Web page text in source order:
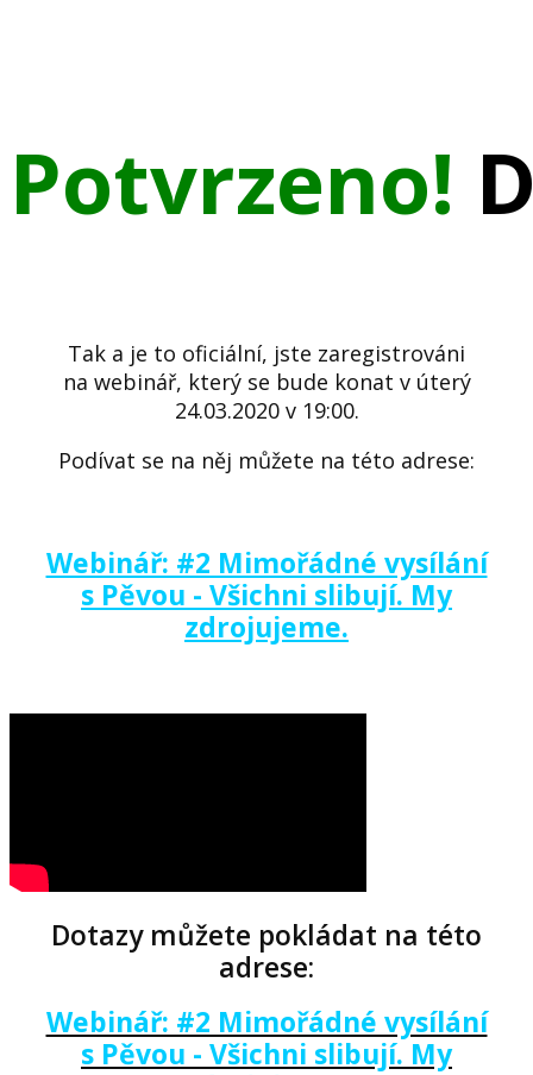
Potvrzeno!
Tak a je to oficiální, jste zaregistrováni
na webinář, který se bude konat v úterý
24.03.2020 v 19:00.
Podívat se na něj můžete na této adrese:
Webinář: #2 Mimořádné vysílání
s Pěvou - Všichni slibují. My
zdrojujeme.
Dotazy můžete pokládat na této
adrese:
Webinář: #2 Mimořádné vysílání
s Pěvou - Všichni slibují. My